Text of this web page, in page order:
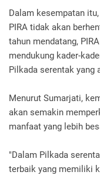
Dalam kesempatan
PIRA tidak akan
tahun mendatang,
mendukung kader-
Pilkada serentak yang
Menurut Sumarjati,
akan semakin
manfaat yang lebih
"Dalam Pilkada
terbaik yang memiliki